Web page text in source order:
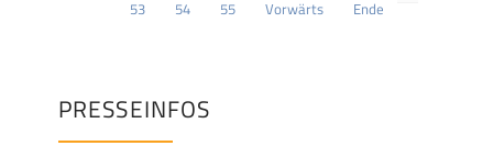
53
54 55 Vorwärts Ende
PRESSEINFOS